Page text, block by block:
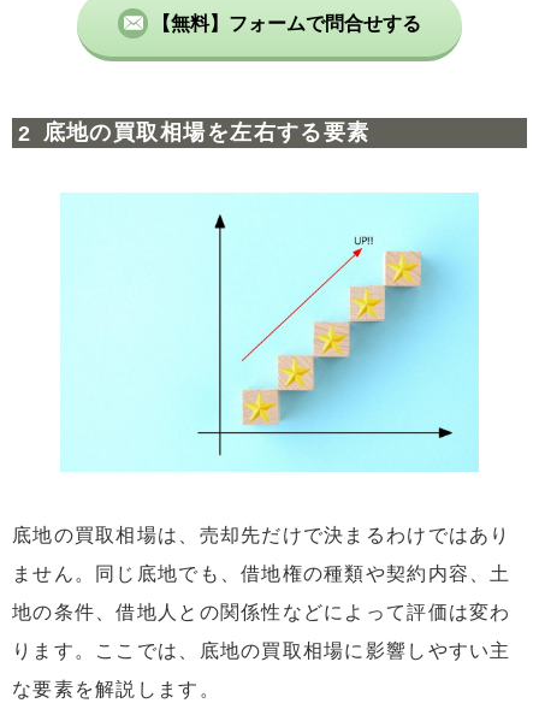
【無料】フォームで問合せする
底地の買取相場を左右する要素
底地の買取相場は、売却先だけで決まるわけではあり
ません。同じ底地でも、借地権の種類や契約内容、土
地の条件、借地人との関係性などによって評価は変わ
ります。ここでは、底地の買取相場に影響しやすい主
な要素を解説します。